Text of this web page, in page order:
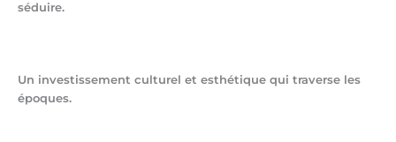
séduire.
Un investissement culturel et esthétique qui traverse les
époques.